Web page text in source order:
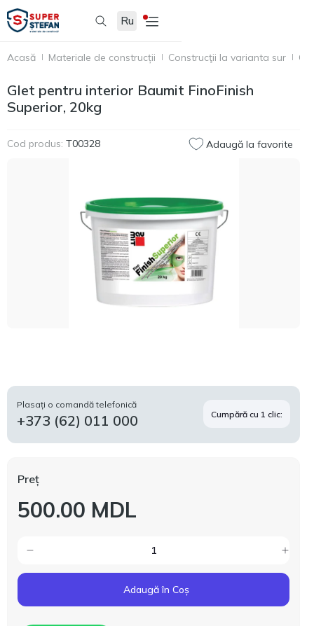
Ru
Acasă Materiale de construcții Construcţii la varianta sur
Glet pentru interior Baumit FinoFinish
Superior, 20kg
Cod produs: T00328 Adaugă la favorite
Plasați o comandă telefonică
+373 (62) 011 000 Cumpără cu 1 clic:
Preț
500.00 MDL
Adaugă în Coș